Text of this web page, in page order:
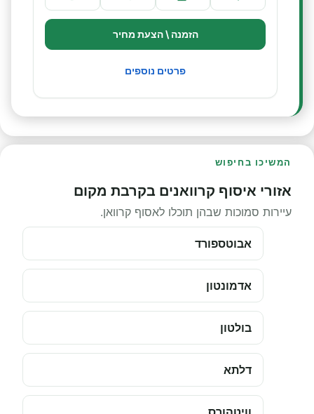
הזמנה \ הצעת מחיר
פרטים נוספים
המשיכו בחיפוש
אזורי איסוף קרוואנים בקרבת מקום
עיירות סמוכות שבהן תוכלו לאסוף קרוואן.
אבוטספורד
אדמונטון
בולטון
דלתא